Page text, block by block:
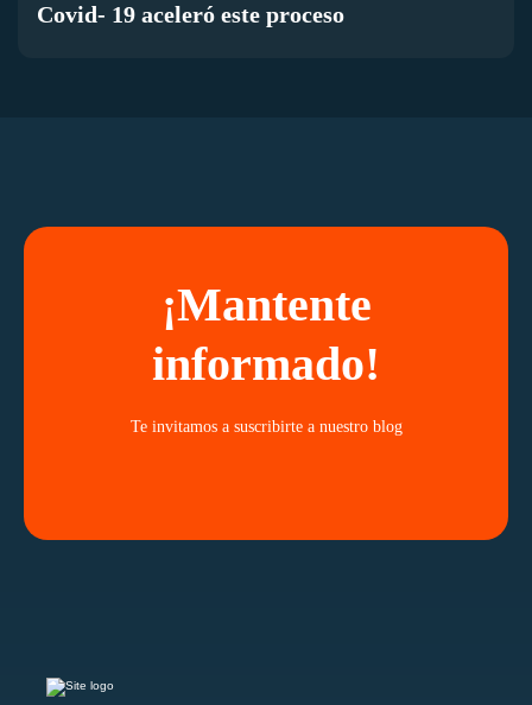
Covid- 19 aceleró este proceso
¡Mantente
informado!
Te invitamos a suscribirte a nuestro blog